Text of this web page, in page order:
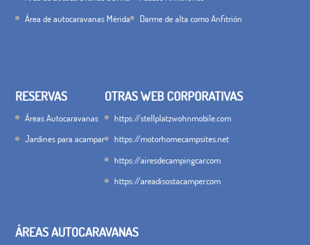
Área de autocaravanas Mérida
Darme de alta como Anfitrión
RESERVAS
Áreas Autocaravanas
Jardines para acampar
OTRAS WEB CORPORATIVAS
https://stellplatzwohnmobile.com
https://motorhomecampsites.net
https://airesdecampingcar.com
https://areadisostacamper.com
ÁREAS AUTOCARAVANAS